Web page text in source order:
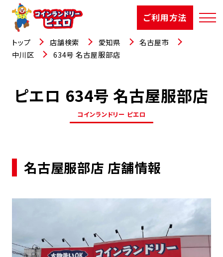
ご利用方法
店舗検索
選ばれる理由
お知らせ
お役立コラム
トップ 店舗検索 愛知県
名古屋市
中川区
634号 名古屋服部店
ピエロ 634号 名古屋服部店
コインランドリー ピエロ
名古屋服部店 店舗情報